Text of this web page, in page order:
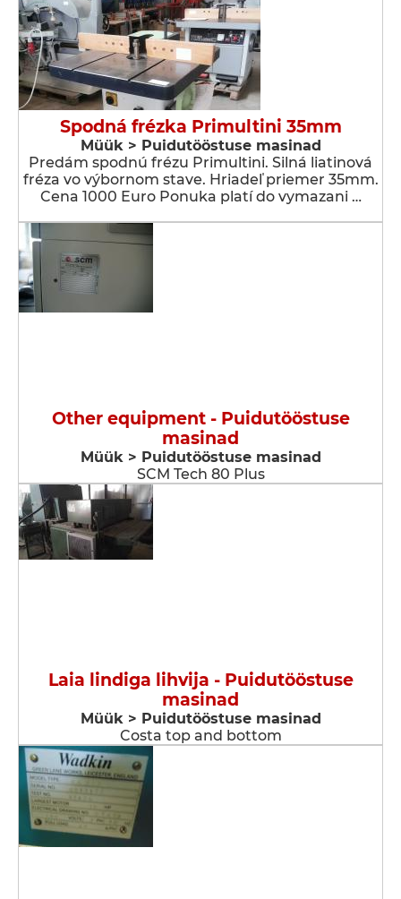
Spodná frézka Primultini 35mm
Müük > Puidutööstuse masinad
Predám spodnú frézu Primultini. Silná liatinová
fréza vo výbornom stave. Hriadeľ priemer 35mm.
Cena 1000 Euro Ponuka platí do vymazani …
Other equipment - Puidutööstuse
masinad
Müük > Puidutööstuse masinad
SCM Tech 80 Plus
Laia lindiga lihvija - Puidutööstuse
masinad
Müük > Puidutööstuse masinad
Costa top and bottom